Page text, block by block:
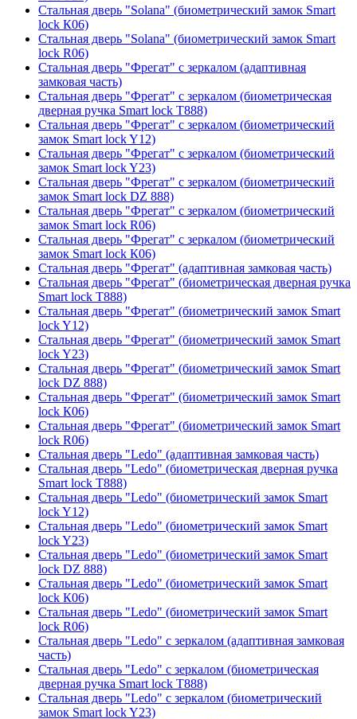
Стальная дверь "Solana" (биометрический замок Smart
lock К06)
Стальная дверь "Solana" (биометрический замок Smart
lock R06)
Стальная дверь "Фрегат" с зеркалом (адаптивная
замковая часть)
Стальная дверь "Фрегат" с зеркалом (биометрическая
дверная ручка Smart lock T888)
Стальная дверь "Фрегат" с зеркалом (биометрический
замок Smart lock Y12)
Стальная дверь "Фрегат" с зеркалом (биометрический
замок Smart lock Y23)
Стальная дверь "Фрегат" с зеркалом (биометрический
замок Smart lock DZ 888)
Стальная дверь "Фрегат" с зеркалом (биометрический
замок Smart lock R06)
Стальная дверь "Фрегат" с зеркалом (биометрический
замок Smart lock К06)
Стальная дверь "Фрегат" (адаптивная замковая часть)
Стальная дверь "Фрегат" (биометрическая дверная ручка
Smart lock T888)
Стальная дверь "Фрегат" (биометрический замок Smart
lock Y12)
Стальная дверь "Фрегат" (биометрический замок Smart
lock Y23)
Стальная дверь "Фрегат" (биометрический замок Smart
lock DZ 888)
Стальная дверь "Фрегат" (биометрический замок Smart
lock К06)
Стальная дверь "Фрегат" (биометрический замок Smart
lock R06)
Стальная дверь "Ledo" (адаптивная замковая часть)
Стальная дверь "Ledo" (биометрическая дверная ручка
Smart lock T888)
Стальная дверь "Ledo" (биометрический замок Smart
lock Y12)
Стальная дверь "Ledo" (биометрический замок Smart
lock Y23)
Стальная дверь "Ledo" (биометрический замок Smart
lock DZ 888)
Стальная дверь "Ledo" (биометрический замок Smart
lock К06)
Стальная дверь "Ledo" (биометрический замок Smart
lock R06)
Стальная дверь "Ledo" с зеркалом (адаптивная замковая
часть)
Стальная дверь "Ledo" с зеркалом (биометрическая
дверная ручка Smart lock T888)
Стальная дверь "Ledo" с зеркалом (биометрический
замок Smart lock Y23)